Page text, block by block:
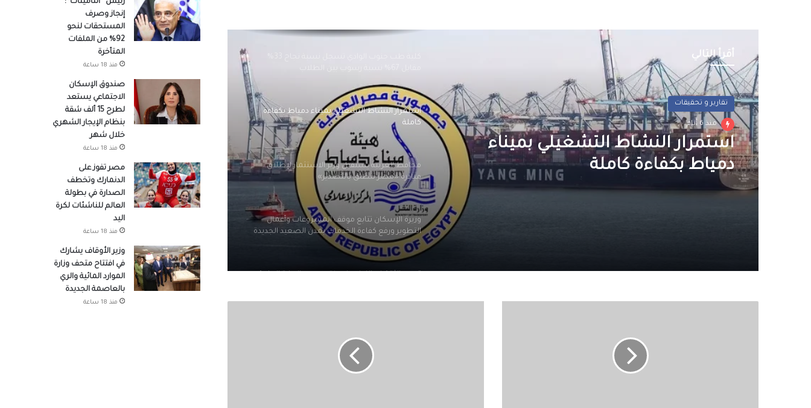
أقرأ التالي
تقارير و تحقيقات
منذ 6 أيام
استمرار النشاط التشغيلي بميناء
دمياط بكفاءة كاملة
استمرار النشاط التشغيلي بميناء دمياط بكفاءة
كاملة
محافظ الغربية يستقبل وزير الاستثمار لإطلاق
مبادرة «مصر تنطلق بالتصدير»
وزيرة الإسكان تتابع موقف المشروعات وأعمال
التطوير ورفع كفاءة الخدمات بمدن الصعيد الجديدة
رئيس “التأمينات”:
إنجاز وصرف
المستحقات لنحو
92% من الملفات
المتأخرة
منذ 18 ساعة
صندوق الإسكان
الاجتماعي يستعد
لطرح 15 ألف شقة
بنظام الإيجار الشهري
خلال شهر
منذ 18 ساعة
مصر تفوز على
الدنمارك وتخطف
الصدارة في بطولة
العالم للناشئات لكرة
اليد
منذ 18 ساعة
وزير الأوقاف يشارك
في افتتاح متحف وزارة
الموارد المائية والري
بالعاصمة الجديدة
منذ 18 ساعة